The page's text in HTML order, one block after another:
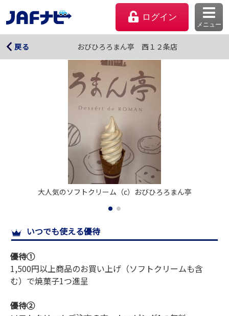
ログイン
メニュー
会員優待のご利用方法
サイトマップ
戻る おびひろろまん亭 西１２条店
おびひろろまん亭 西１２条店
大人気のソフトクリーム（c）おびひろろまん亭
いつでも使える優待
優待①
1,500円以上商品のお買い上げ（ソフトクリームも含
む）で焼菓子1つ進呈
優待②